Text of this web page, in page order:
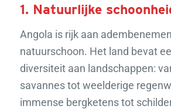
1. Natuurlijke
Angola is rijk aan
natuurschoon. Het land bevat
diversiteit aan landschappen:
savannes tot weelderige
immense bergketens tot